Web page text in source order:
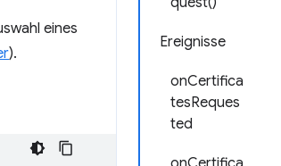
Ereignisse
onCertifica
tesReques
ted
eines
).